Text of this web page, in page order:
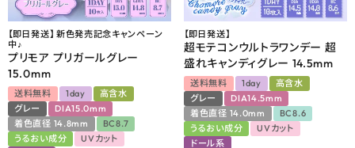
【即日発送】 新色発売記念キャンペーン
中♪
プリモア プリガールグレー
15.0mm
送料無料 1day
高含水
グレー
DIA15.0mm
着色直径 14.8mm
BC8.7
うるおい成分
UVカット
【即日発送】
超モテコンウルトラワンデー 超
盛れキャンディグレー 14.5mm
送料無料 1day
高含水
グレー
DIA14.5mm
着色直径 14.0mm
BC8.6
うるおい成分
UVカット
ドール系